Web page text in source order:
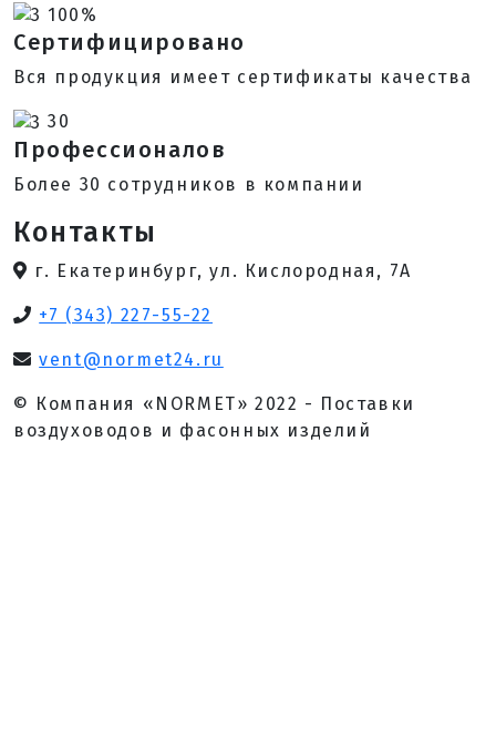
100%
Сертифицировано
Вся продукция имеет сертификаты качества
30
Профессионалов
Более 30 сотрудников в компании
Контакты
г. Екатеринбург, ул. Кислородная, 7А
+7 (343) 227-55-22
vent@normet24.ru
© Компания «NORMET» 2022 - Поставки
воздуховодов и фасонных изделий